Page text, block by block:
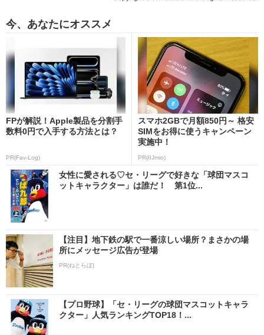
今、あなたにオススメ
FPが解説！Apple製品を分割手
数料0円で入手する方法とは？
PR(Fav-Log)
スマホ2GBで月額850円～ 格安
SIMをお得に使うキャンペーン
実施中！
PR(IIJmio)
女性に愛される♡セ・リーグで好きな「球団マスコ
ットキャラクター」は誰だ！ 第1位...
【注目】地下鉄の駅で一番涼しい場所？まさかの場
所にメッセージ広告が登場
PR(ねとらぼ)
【プロ野球】「セ・リーグの球団マスコットキャラ
クター」人気ランキングTOP18！...